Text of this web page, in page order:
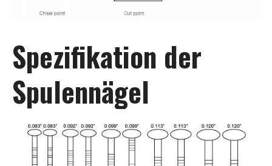
Spezifikation der
Spulennägel